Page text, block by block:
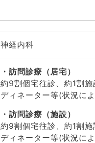
神経内科
訪問診療（居宅）
約9割個宅往診、約1割
ディネーター等(状況に
訪問診療（施設）
約9割個宅往診、約1割
ディネーター等(状況に